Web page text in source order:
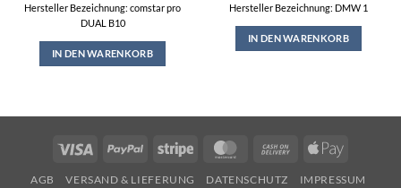
Hersteller Bezeichnung: comstar pro
DUAL B10
IN DEN WARENKORB
Hersteller Bezeichnung: DMW 1
IN DEN WARENKORB
Visa PayPal Stripe MasterCardCash
Apple
AGB VERSAND & LIEFERUNG DATENSCHUTZ
IMPRESSUM